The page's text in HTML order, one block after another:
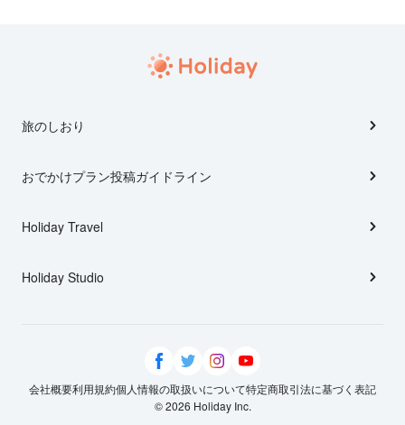
旅のしおり
おでかけプラン投稿ガイドライン
Holiday Travel
Holiday Studio
会社概要利用規約個人情報の取扱いについて特定商取引法に基づく表記
© 2026 Holiday Inc.